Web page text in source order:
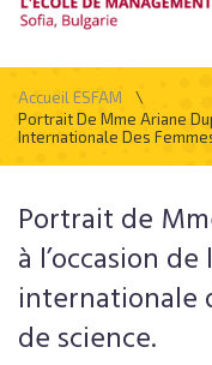
Accueil ESFAM
\
Portrait De Mme Ariane
Internationale Des
Portrait de
à l’occasion
internationale
de science.